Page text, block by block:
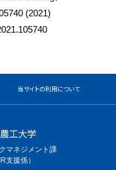
(2021)
当サイトの利用について
工大学
マネジメント課
支援係）